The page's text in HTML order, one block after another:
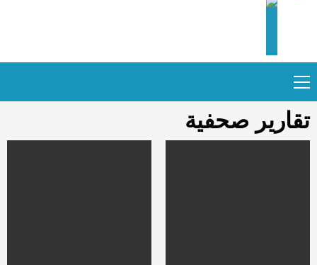
to
content
Menu
تقارير صحفية